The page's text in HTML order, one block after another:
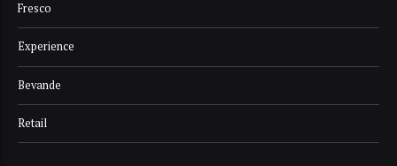
Fresco
Experience
Bevande
Retail